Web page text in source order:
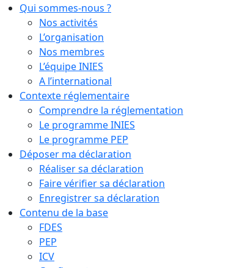
Qui sommes-nous ?
Nos activités
L’organisation
Nos membres
L’équipe INIES
A l’international
Contexte réglementaire
Comprendre la réglementation
Le programme INIES
Le programme PEP
Déposer ma déclaration
Réaliser sa déclaration
Faire vérifier sa déclaration
Enregistrer sa déclaration
Contenu de la base
FDES
PEP
ICV